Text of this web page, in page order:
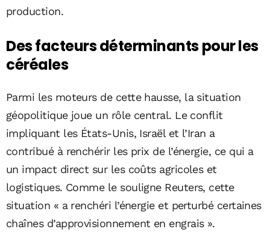
production.
Des facteurs déterminants pour les
céréales
Parmi les moteurs de cette hausse, la situation
géopolitique joue un rôle central. Le conflit
impliquant les États-Unis, Israël et l’Iran a
contribué à renchérir les prix de l’énergie, ce qui a
un impact direct sur les coûts agricoles et
logistiques. Comme le souligne Reuters, cette
situation « a renchéri l’énergie et perturbé certaines
chaînes d’approvisionnement en engrais ».